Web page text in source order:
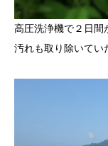
高圧洗浄機で２日間
汚れも取り除いてい